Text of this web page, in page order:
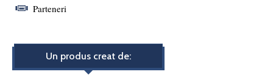
Parteneri
Un produs creat de: